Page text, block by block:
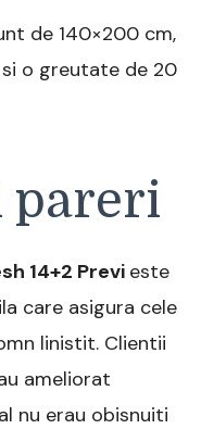
de 140×200 cm,
o greutate de 20
pareri
14+2 Previ este
care asigura cele
linistit. Clientii
ameliorat
nu erau obisnuiti